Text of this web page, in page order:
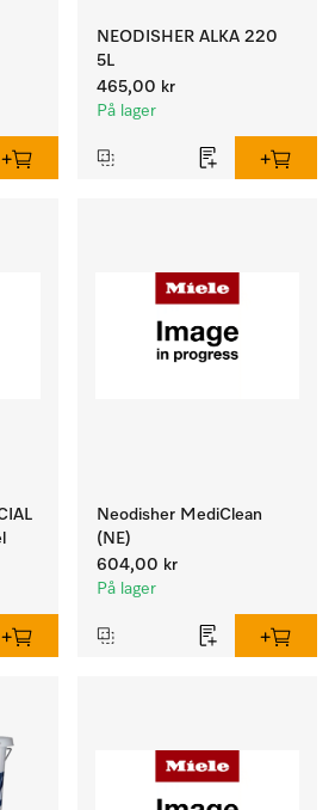
NEODISHER ALKA 220
5L
465,00 kr
På lager
Neodisher MediClean
(NE)
604,00 kr
På lager